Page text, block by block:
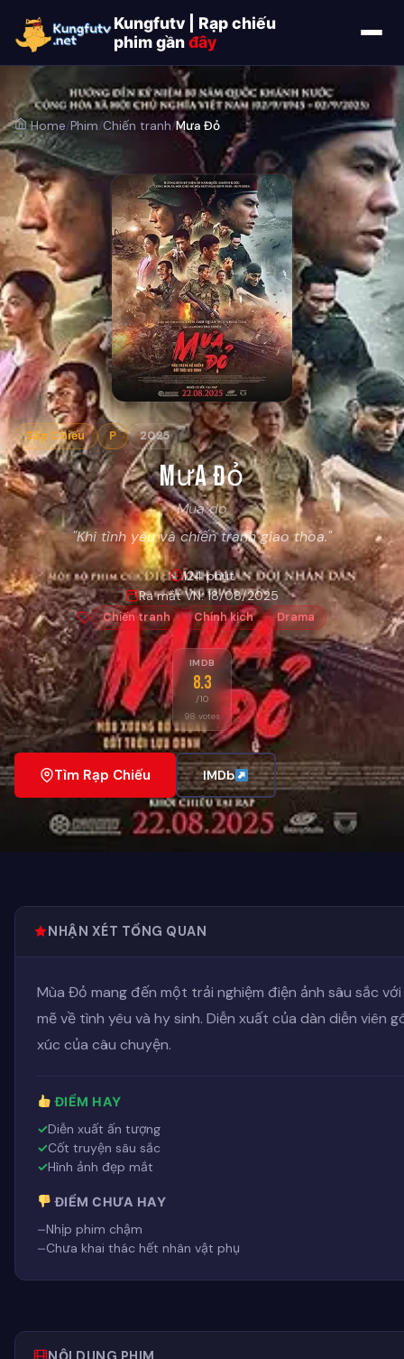
Kungfutv | Rạp chiếu
phim gầnđây
Home/Phim/Chiến tranh/Mưa Đỏ
Sắp Chiếu P 2025
Mưa Đỏ
Mua do
"Khi tình yêu và chiến tranh giao thoa."
124 phút
Ra mắt VN: 18/08/2025
Chiến tranh Chính kịch Drama
IMDB
8.3
/10
98 votes
Tìm Rạp Chiếu IMDb
NHẬN XÉT TỔNG QUAN
Mùa Đỏ mang đến một trải nghiệm điện ảnh sâu sắc
mẽ về tình yêu và hy sinh. Diễn xuất của dàn diễn viên
xúc của câu chuyện.
ĐIỂM HAY
Diễn xuất ấn tượng
Cốt truyện sâu sắc
Hình ảnh đẹp mắt
ĐIỂM CHƯA HAY
Nhịp phim chậm
Chưa khai thác hết nhân vật phụ